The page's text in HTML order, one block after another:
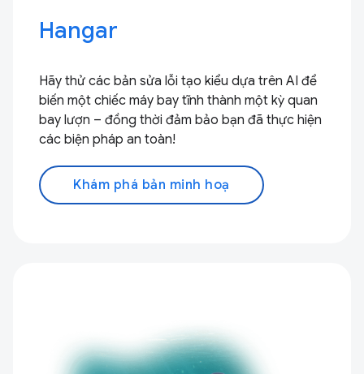
Hangar
Hãy thử các bản sửa lỗi tạo kiểu dựa trên AI để
biến một chiếc máy bay tĩnh thành một kỳ quan
bay lượn – đồng thời đảm bảo bạn đã thực hiện
các biện pháp an toàn!
Khám phá bản minh hoạ